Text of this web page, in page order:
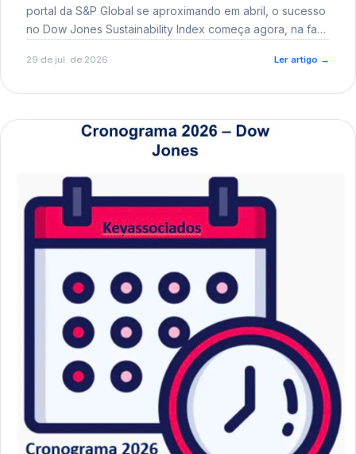
portal da S&P Global se aproximando em abril, o sucesso
no Dow Jones Sustainability Index começa agora, na fase
29 de jul. de 2026 Ler artigo →